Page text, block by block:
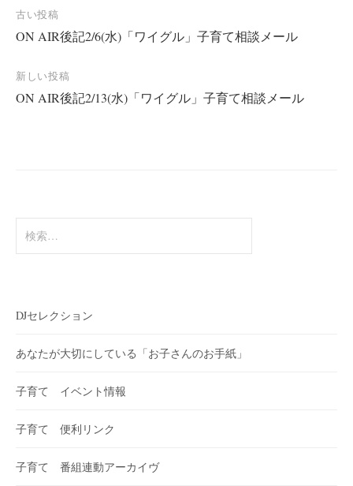
投
稿
ナ
ビ
古い投稿
ON AIR後記2/6(水)「ワイグル」子育て相談メール
新しい投稿
ON AIR後記2/13(水)「ワイグル」子育て相談メール
索:
DJセレクション
あなたが大切にしている「お子さんのお手紙」
子育て イベント情報
子育て 便利リンク
子育て 番組連動アーカイヴ